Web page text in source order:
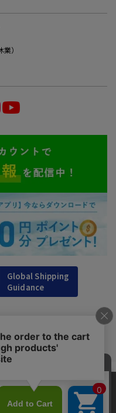
）
Global Shipping
Guidance
基づく表示
規約 採用情報
ス公式サイト
豊富なラインナップでご紹介！
安心のメーカー直営ストア
ため、クッ
ーについ
承諾する